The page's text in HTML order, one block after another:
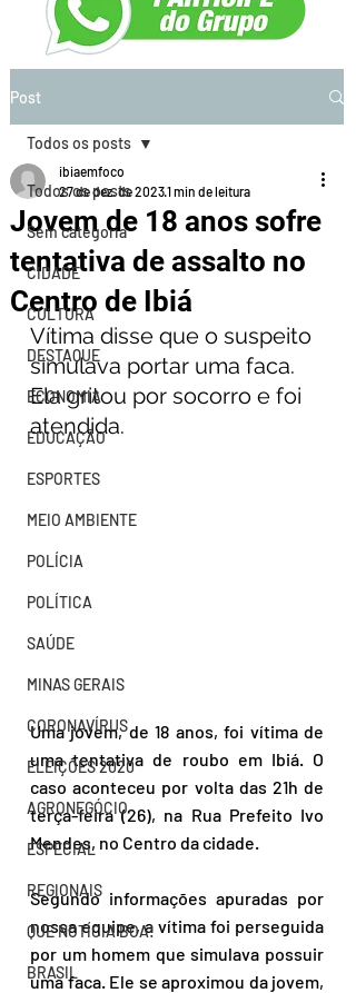
Post
Todos os posts
Sem categoria
CIDADE
CULTURA
DESTAQUE
ECONOMIA
EDUCAÇÃO
ESPORTES
MEIO AMBIENTE
POLÍCIA
POLÍTICA
SAÚDE
MINAS GERAIS
CORONAVÍRUS
ELEIÇÕES 2020
AGRONEGÓCIO
ESPECIAL
REGIONAIS
QUE NOTÍCIA BOA!
BRASIL
Todos os posts
Jovem de 18 anos sofre
tentativa de assalto no
Centro de Ibiá
ibiaemfoco
27 de dez. de 20231 min de leitura
Vítima disse que o suspeito
simulava portar uma faca.
Ela gritou por socorro e foi
atendida.
Uma jovem, de 18 anos, foi vítima de
uma tentativa de roubo em Ibiá. O
caso aconteceu por volta das 21h de
terça-feira (26), na Rua Prefeito Ivo
Mendes, no Centro da cidade.
Segundo informações apuradas por
nossa equipe, a vítima foi perseguida
por um homem que simulava possuir
uma faca. Ele se aproximou da jovem,